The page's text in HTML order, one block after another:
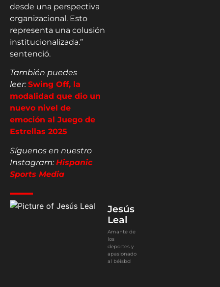
desde una perspectiva
organizacional. Esto
representa una colusión
institucionalizada.”
sentenció.
También puedes
leer: Swing Off, la
modalidad que dio un
nuevo nivel de
emoción al Juego de
Estrellas 2025
Síguenos en nuestro
Instagram:Hispanic
Sports Media
Jesús
Leal
Amante de
los
deportes y
apasionado
al béisbol